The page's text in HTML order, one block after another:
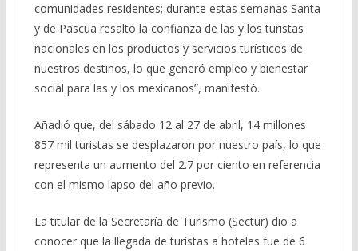
comunidades residentes; durante estas semanas Santa
y de Pascua resaltó la confianza de las y los turistas
nacionales en los productos y servicios turísticos de
nuestros destinos, lo que generó empleo y bienestar
social para las y los mexicanos”, manifestó.
Añadió que, del sábado 12 al 27 de abril, 14 millones
857 mil turistas se desplazaron por nuestro país, lo que
representa un aumento del 2.7 por ciento en referencia
con el mismo lapso del año previo.
La titular de la Secretaría de Turismo (Sectur) dio a
conocer que la llegada de turistas a hoteles fue de 6